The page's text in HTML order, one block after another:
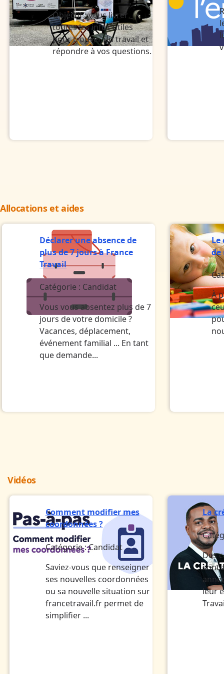
Objectif : vous livrer
toutes les infos utiles
pour trouver du travail et
répondre à vos questions.
Allocations et aides
Déclarer une absence de
plus de 7 jours à France
Travail
Catégorie : Candidat
Vous vous absentez plus de 7
jours de votre domicile ?
Vacances, déplacement,
événement familial ... En tant
que demande...
Le
de
À
Vidéos
Comment modifier mes
coordonnées ?
Catégorie :Candidat
Saviez-vous que renseigner
ses nouvelles coordonnées
ou sa nouvelle situation sur
francetravail.fr permet de
simplifier ...
La
Des
sont
leur